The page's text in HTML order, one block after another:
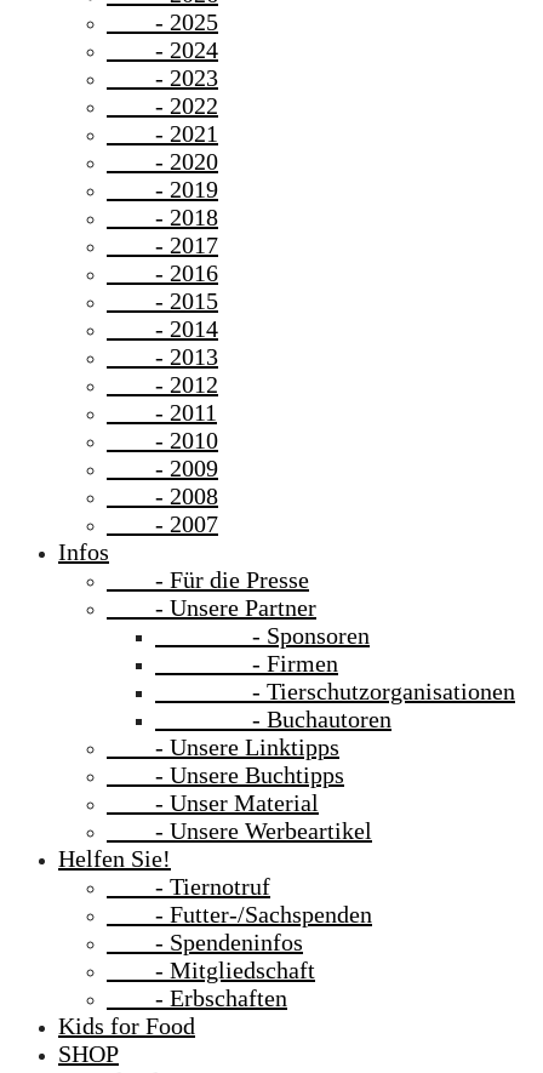
- 2025
- 2024
- 2023
- 2022
- 2021
- 2020
- 2019
- 2018
- 2017
- 2016
- 2015
- 2014
- 2013
- 2012
- 2011
- 2010
- 2009
- 2008
- 2007
Infos
- Für die Presse
- Unsere Partner
- Sponsoren
- Firmen
- Tierschutzorganisationen
- Buchautoren
- Unsere Linktipps
- Unsere Buchtipps
- Unser Material
- Unsere Werbeartikel
Helfen Sie!
- Tiernotruf
- Futter-/Sachspenden
- Spendeninfos
- Mitgliedschaft
- Erbschaften
Kids for Food
SHOP